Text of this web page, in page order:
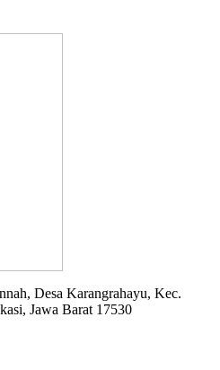
Desa Karangrahayu, Kec.
Jawa Barat 17530